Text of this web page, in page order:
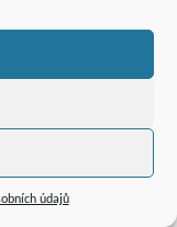
údajů